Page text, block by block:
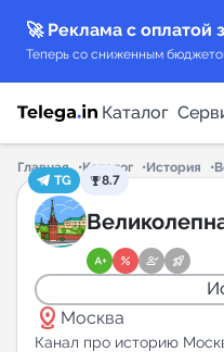
🚀 Реклама с оплатой
Теперь со сниженным
Каталог
Каталог каналов
Каталог ботов
Горящие
Главная Каталог История
TG
8.7
distance Москва
Канал про историю